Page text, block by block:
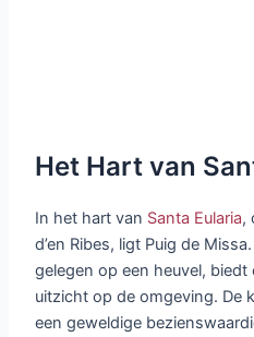
Het Hart van
In het hart van Santa Eularia,
d’en Ribes, ligt Puig de
gelegen op een heuvel,
uitzicht op de omgeving. De
een geweldige